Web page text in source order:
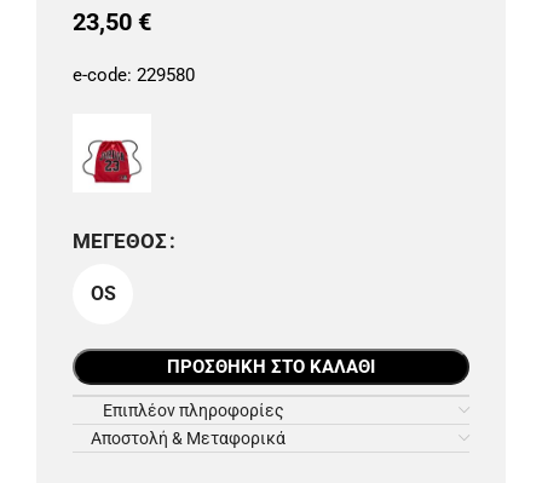
23,50 €
e-code: 229580
ΜΈΓΕΘΟΣ
OS
ΠΡΟΣΘΉΚΗ ΣΤΟ ΚΑΛΆΘΙ
Επιπλέον πληροφορίες
Αποστολή & Μεταφορικά